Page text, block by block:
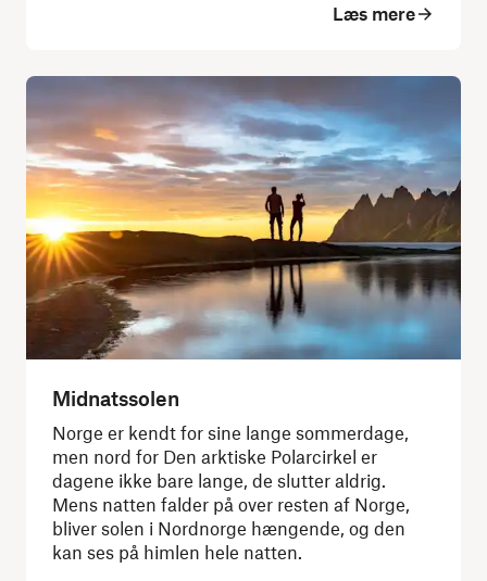
Læs mere
Midnatssolen
Norge er kendt for sine lange sommerdage,
men nord for Den arktiske Polarcirkel er
dagene ikke bare lange, de slutter aldrig.
Mens natten falder på over resten af ​​Norge,
bliver solen i Nordnorge hængende, og den
kan ses på himlen hele natten.